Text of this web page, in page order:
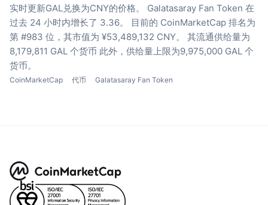
实时更新GAL兑换为CNY的价格。
Galatasaray Fan Token 在
过去 24 小时内增长了 3.36。
目前的 CoinMarketCap 排名为
第 #983 位，其市值为 ¥53,489,132 CNY。
其流通供给量为
8,179,811 GAL 个货币 此外，供给量上限为9,975,000 GAL 个
货币。
CoinMarketCap 代币 Galatasaray Fan Token